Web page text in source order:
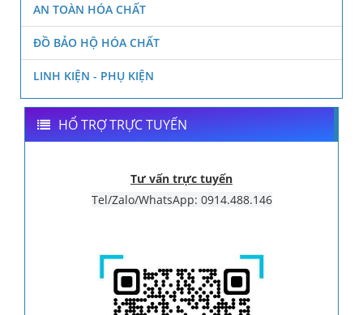
AN TOÀN HÓA CHẤT
ĐỒ BẢO HỘ HÓA CHẤT
LINH KIỆN - PHỤ KIỆN
HỔ TRỢ TRỰC TUYẾN
Tư vấn trực tuyến
Tel/Zalo/WhatsApp: 0914.488.146